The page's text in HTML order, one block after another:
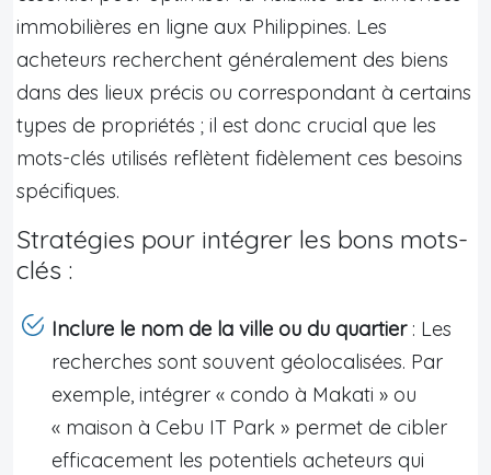
immobilières en ligne aux Philippines. Les
acheteurs recherchent généralement des biens
dans des lieux précis ou correspondant à certains
types de propriétés ; il est donc crucial que les
mots-clés utilisés reflètent fidèlement ces besoins
spécifiques.
Stratégies pour intégrer les bons mots-
clés :
Inclure le nom de la ville ou du quartier: Les
recherches sont souvent géolocalisées. Par
exemple, intégrer « condo à Makati » ou
« maison à Cebu IT Park » permet de cibler
efficacement les potentiels acheteurs qui